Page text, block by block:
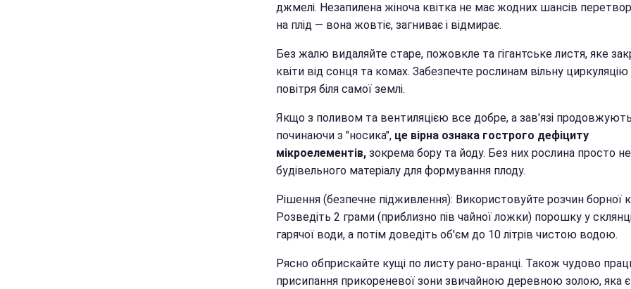
джмелі. Незапилена жіноча квітка не має жодних шансів
на плід — вона жовтіє, загниває і відмирає.
Без жалю видаляйте старе, пожовкле та гігантське листя, яке
квіти від сонця та комах. Забезпечте рослинам вільну циркуляцію
повітря біля самої землі.
Якщо з поливом та вентиляцією все добре, а зав'язі
починаючи з "носика", це вірна ознака гострого дефіциту
мікроелементів, зокрема бору та йоду. Без них рослина просто
будівельного матеріалу для формування плоду.
Рішення (безпечне підживлення): Використовуйте розчин борної
Розведіть 2 грами (приблизно пів чайної ложки) порошку у
гарячої води, а потім доведіть об'єм до 10 літрів чистою водою.
Рясно обприскайте кущі по листу рано-вранці. Також чудово
присипання прикореневої зони звичайною деревною золою, яка є